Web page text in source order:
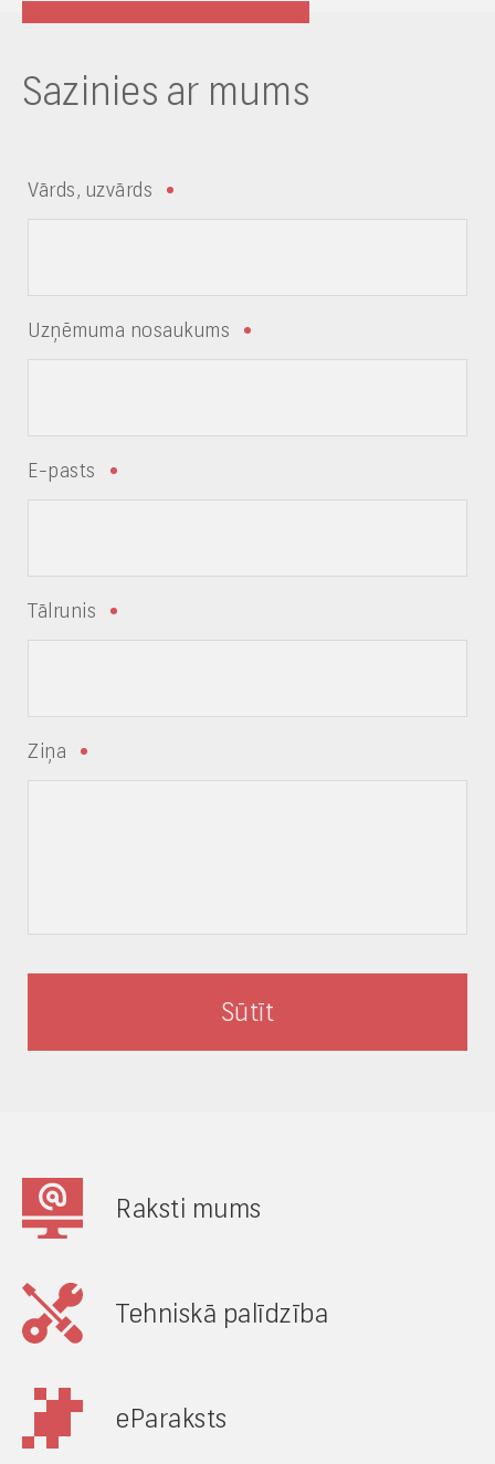
Sazinies ar mums
Vārds, uzvārds
Uzņēmuma nosaukums
E-pasts
Tālrunis
Ziņa
Raksti mums
Tehniskā palīdzība
eParaksts